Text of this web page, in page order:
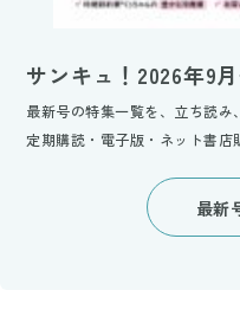
サンキュ！2026年9
最新号の特集一覧を、立ち読み
定期購読・電子版・ネット書店
最新